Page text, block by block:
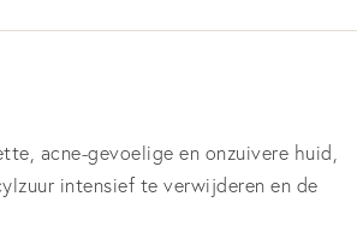
acne-gevoelige en onzuivere huid,
intensief te verwijderen en de